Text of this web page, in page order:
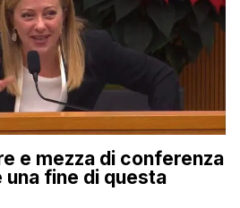
e mezza di conferenza
una fine di questa